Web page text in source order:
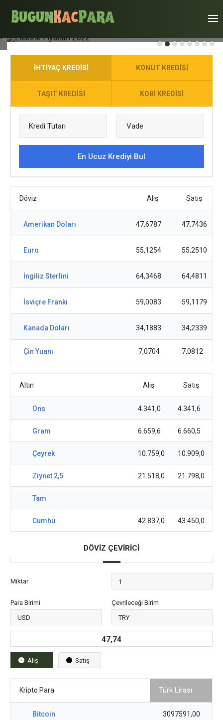
Elektrik Fiyatları 2022
İHTIYAÇ KREDISI KONUT KREDISI
TAŞIT KREDISI KOBI KREDISI
En Ucuz Krediyi Bul
Döviz Alış Satış
Amerikan Doları 47,6787 47,7436
Euro 55,1254 55,2510
İngiliz Sterlini 64,3468 64,4811
İsviçre Frankı 59,0083 59,1179
Kanada Doları 34,1883 34,2339
Çin Yuanı 7,0704 7,0812
Altın Alış Satış
Ons 4.341,0 4.341,6
Gram 6.659,6 6.660,5
Çeyrek 10.759,0 10.909,0
Ziynet 2,5 21.518,0 21.798,0
Tam
Cumhu. 42.837,0 43.450,0
DÖVİZ ÇEVİRİCİ
Miktar
Para Birimi Çevrileceği Birim
47,74
Alış Satış
Kripto Para
Bitcoin 3097591,00